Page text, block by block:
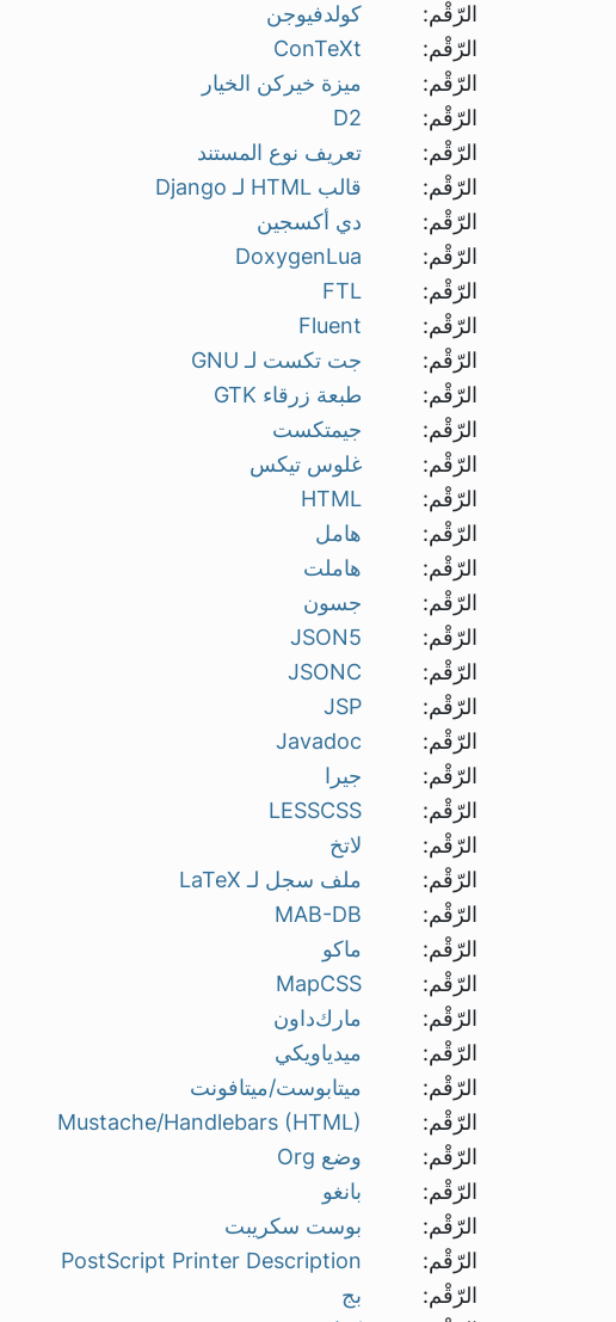
الرّقْم:
كولدفيوجن
الرّقْم:
ConTeXt
الرّقْم:
ميزة خيركن الخيار
الرّقْم:
D2
الرّقْم:
تعريف نوع المستند
الرّقْم:
قالب HTML لـ Django
الرّقْم:
دي أكسجين
الرّقْم:
DoxygenLua
الرّقْم:
FTL
الرّقْم:
Fluent
الرّقْم:
جت تكست لـ GNU
الرّقْم:
طبعة زرقاء GTK
الرّقْم:
جيمتكست
الرّقْم:
غلوس تيكس
الرّقْم:
HTML
الرّقْم:
هامل
الرّقْم:
هاملت
الرّقْم:
جسون
الرّقْم:
JSON5
الرّقْم:
JSONC
الرّقْم:
JSP
الرّقْم:
Javadoc
الرّقْم:
جيرا
الرّقْم:
LESSCSS
الرّقْم:
لاتخ
الرّقْم:
ملف سجل لـ LaTeX
الرّقْم:
MAB-DB
الرّقْم:
ماكو
الرّقْم:
MapCSS
الرّقْم:
مارك‌داون
الرّقْم:
ميدياويكي
الرّقْم:
ميتابوست/ميتافونت
الرّقْم:
Mustache/Handlebars (HTML)
الرّقْم:
وضع Org
الرّقْم:
بانغو
الرّقْم:
بوست سكريبت
الرّقْم:
PostScript Printer Description
الرّقْم:
بج